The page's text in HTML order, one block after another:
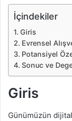
e
k
İçindekiler
Giris
Evrensel
Potansiyel
Sonuc ve
Giris
Günümüzün